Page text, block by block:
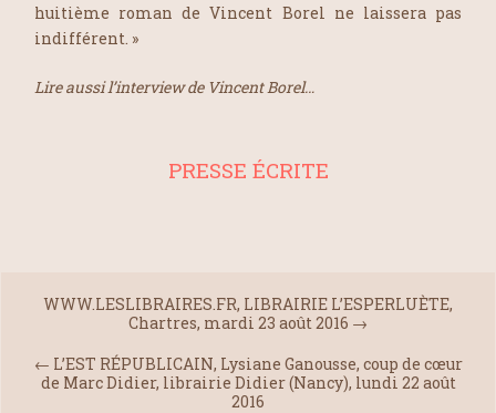
huitième roman de Vincent Borel ne laissera pas
indifférent. »
Lire aussi l’interview de Vincent Borel…
PRESSE ÉCRITE
WWW.LESLIBRAIRES.FR, LIBRAIRIE L’ESPERLUÈTE,
Chartres, mardi 23 août 2016 →
← L’EST RÉPUBLICAIN, Lysiane Ganousse, coup de cœur
de Marc Didier, librairie Didier (Nancy), lundi 22 août
2016